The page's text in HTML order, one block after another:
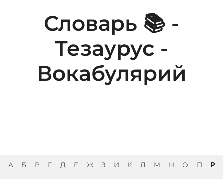
Словарь 📚 -
Тезаурус -
Вокабулярий
А Б В Г Д Е Ж З И К Л М Н О П Р